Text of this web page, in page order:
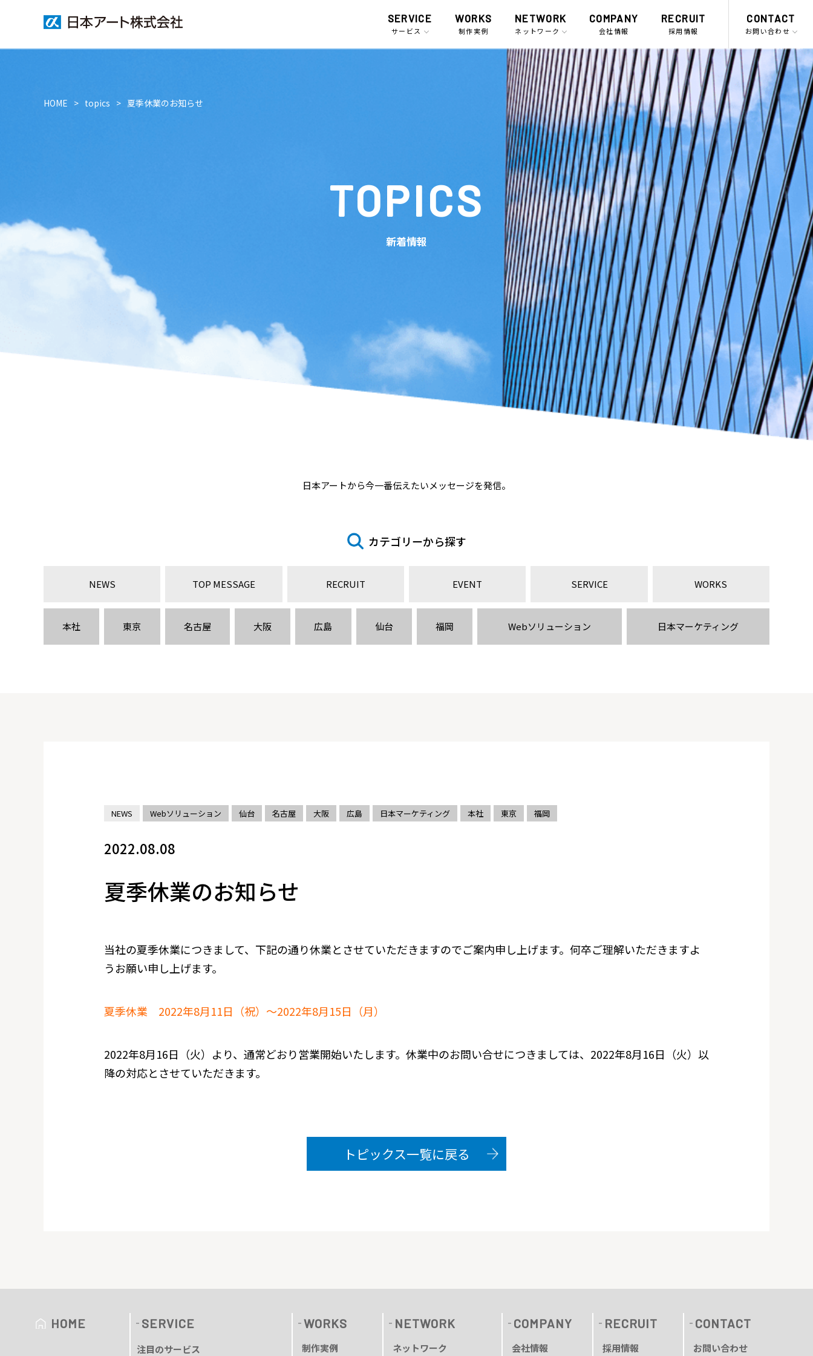
SERVICE
サービス
WORKS
制作実例
NETWORK
ネットワーク
COMPANY
会社情報
RECRUIT
採用情報
CONTACT
お問い合わせ
HOME topics 夏季休業のお知らせ
TOPICS
新着情報
日本アートから今一番伝えたいメッセージを発信。
カテゴリーから探す
NEWS TOP MESSAGE RECRUIT EVENT SERVICE WORKS
本社 東京 名古屋 大阪 広島 仙台 福岡 Webソリューション 日本マーケティング
NEWS Webソリューション 仙台 名古屋 大阪 広島 日本マーケティング 本社 東京 福岡
2022.08.08
夏季休業のお知らせ
当社の夏季休業につきまして、下記の通り休業とさせていただきますのでご案内申し上げます。何卒ご理解いただきますよ
うお願い申し上げます。
夏季休業 2022年8月11日（祝）～2022年8月15日（月）
2022年8月16日（火）より、通常どおり営業開始いたします。休業中のお問い合せにつきましては、2022年8月16日（火）以
降の対応とさせていただきます。
トピックス一覧に戻る
HOME SERVICE
注目のサービス
WORKS
制作実例
NETWORK
ネットワーク
COMPANY
会社情報
RECRUIT
採用情報
CONTACT
お問い合わせ